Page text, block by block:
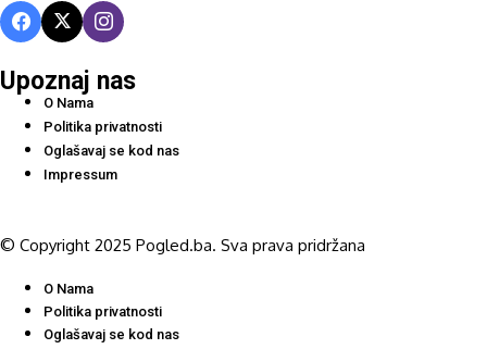
Upoznaj nas
O Nama
Politika privatnosti
Oglašavaj se kod nas
Impressum
© Copyright 2025 Pogled.ba. Sva prava pridržana
O Nama
Politika privatnosti
Oglašavaj se kod nas